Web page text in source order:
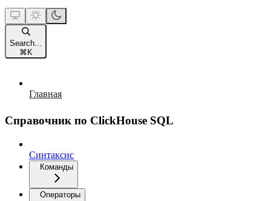
Search...
⌘ K
Главная
Справочник по ClickHouse SQL
Синтаксис
Команды
Операторы